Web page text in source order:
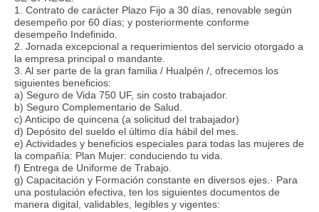
1. Contrato de carácter Plazo Fijo a 30 días, renovable según
desempeño por 60 días; y posteriormente conforme
desempeño Indefinido.
2. Jornada excepcional a requerimientos del servicio otorgado a
la empresa principal o mandante.
3. Al ser parte de la gran familia / Hualpén /, ofrecemos los
siguientes beneficios:
a) Seguro de Vida 750 UF, sin costo trabajador.
b) Seguro Complementario de Salud.
c) Anticipo de quincena (a solicitud del trabajador)
d) Depósito del sueldo el último día hábil del mes.
e) Actividades y beneficios especiales para todas las mujeres de
la compañía: Plan Mujer: conduciendo tu vida.
f) Entrega de Uniforme de Trabajo.
g) Capacitación y Formación constante en diversos ejes.· Para
una postulación efectiva, ten los siguientes documentos de
manera digital, validables, legibles y vigentes: